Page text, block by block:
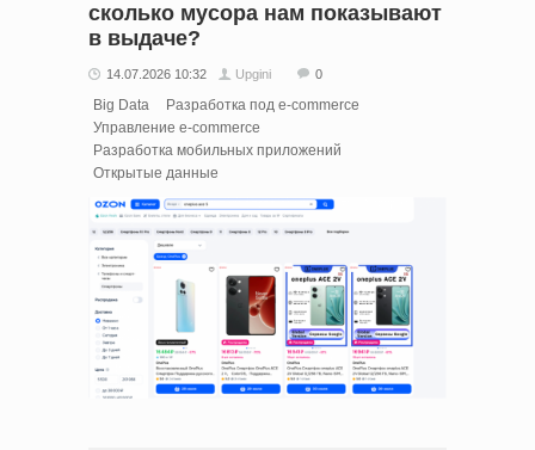
сколько мусора нам показывают
в выдаче?
14.07.2026 10:32 Upgini 0
Big Data
Разработка под e-commerce
Управление e-commerce
Разработка мобильных приложений
Открытые данные